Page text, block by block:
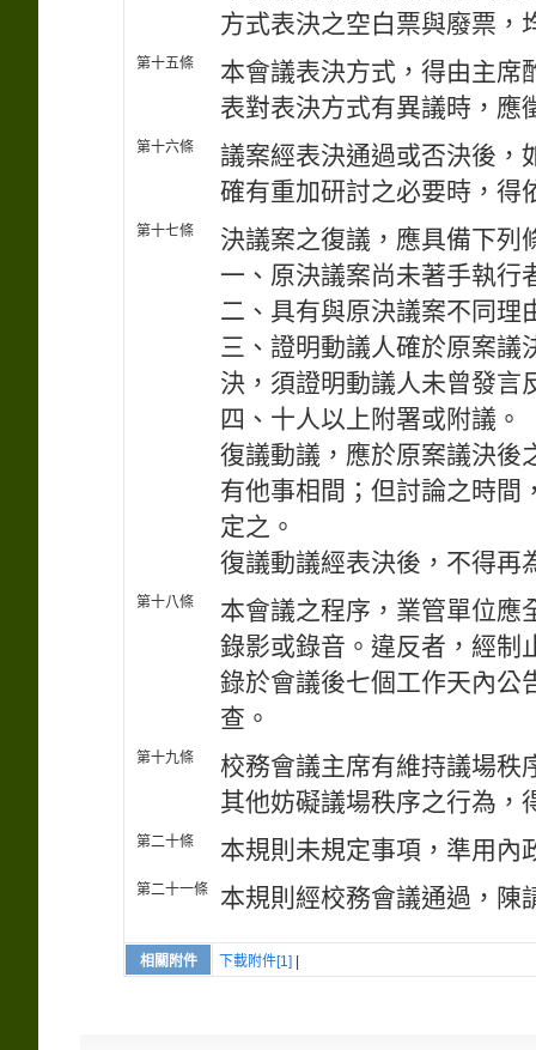
方式表決之空白票與廢票，
第十五條
本會議表決方式，得由主席
表對表決方式有異議時，應
第十六條
議案經表決通過或否決後，
確有重加研討之必要時，得
第十七條
決議案之復議，應具備下列
一、原決議案尚未著手執行
二、具有與原決議案不同理
三、證明動議人確於原案議
決，須證明動議人未曾發言
四、十人以上附署或附議。
復議動議，應於原案議決後
有他事相間；但討論之時間
定之。
復議動議經表決後，不得再
第十八條
本會議之程序，業管單位應
錄影或錄音。違反者，經制
錄於會議後七個工作天內公
查。
第十九條
校務會議主席有維持議場秩
其他妨礙議場秩序之行為，
第二十條 本規則未規定事項，準用內
第二十一條 本規則經校務會議通過，陳
相關附件 下載附件[1]